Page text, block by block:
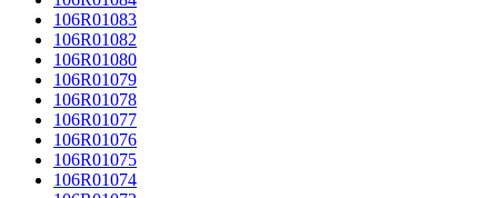
106R01083
106R01082
106R01080
106R01079
106R01078
106R01077
106R01076
106R01075
106R01074